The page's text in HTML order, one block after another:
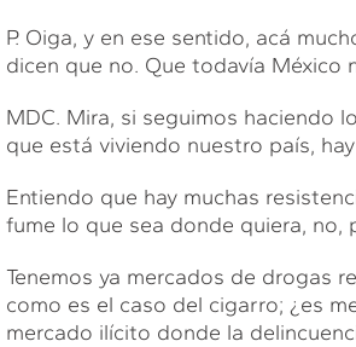
P. Oiga, y en ese sentido, acá
dicen que no. Que todavía México
MDC. Mira, si seguimos haciendo
que está viviendo nuestro país,
Entiendo que hay muchas
fume lo que sea donde quiera, no,
Tenemos ya mercados de drogas
como es el caso del cigarro; ¿es
mercado ilícito donde la